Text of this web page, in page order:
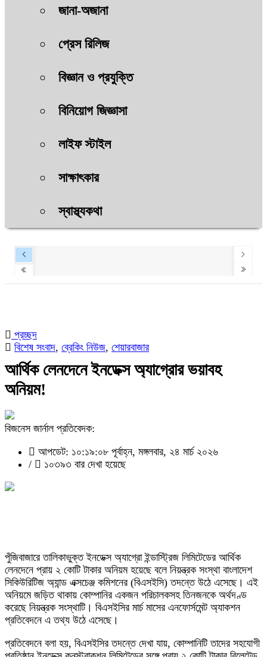
জানা-অজানা
প্রেস রিলিজ
বিজ্ঞান ও প্রযুক্তি
বিনিয়োগ জিজ্ঞাসা
লাইফ স্টাইল
সাক্ষাৎকার
স্বাস্থ্যকথা
প্রচ্ছদ
বিশেষ সংবাদ, ব্রেকিং নিউজ, শেয়ারবাজার
আর্থিক লেনদেনে ইনডেক্স অ্যাগ্রোর ভয়াবহ
অনিয়ম!
বিজনেস জার্নাল প্রতিবেদক:
আপডেট: ১০:১৯:০৮ পূর্বাহ্ন, মঙ্গলবার, ২৪ মার্চ ২০২৬
/
১০৩৯৩ বার দেখা হয়েছে
পুঁজিবাজারে তালিকাভুক্ত ইনডেক্স অ্যাগ্রো ইন্ডাস্ট্রিজ লিমিটেডের আর্থিক
লেনদেনে প্রায় ২ কোটি টাকার অনিয়ম হয়েছে বলে নিয়ন্ত্রক সংস্থা বাংলাদেশ
সিকিউরিটিজ অ্যান্ড এক্সচেঞ্জ কমিশনের (বিএসইসি) তদন্তে উঠে এসেছে। এই
অনিয়মে জড়িত থাকায় কোম্পানির একজন পরিচালকসহ তিনজনকে অর্থদণ্ড
করেছে নিয়ন্ত্রক সংস্থাটি। বিএসইসির মার্চ মাসের এনফোর্সমেন্ট অ্যাকশন
প্রতিবেদনে এ তথ্য উঠে এসেছে।
প্রতিবেদনে বলা হয়, বিএসইসির তদন্তে দেখা যায়, কোম্পানিটি তাদের সহযোগী